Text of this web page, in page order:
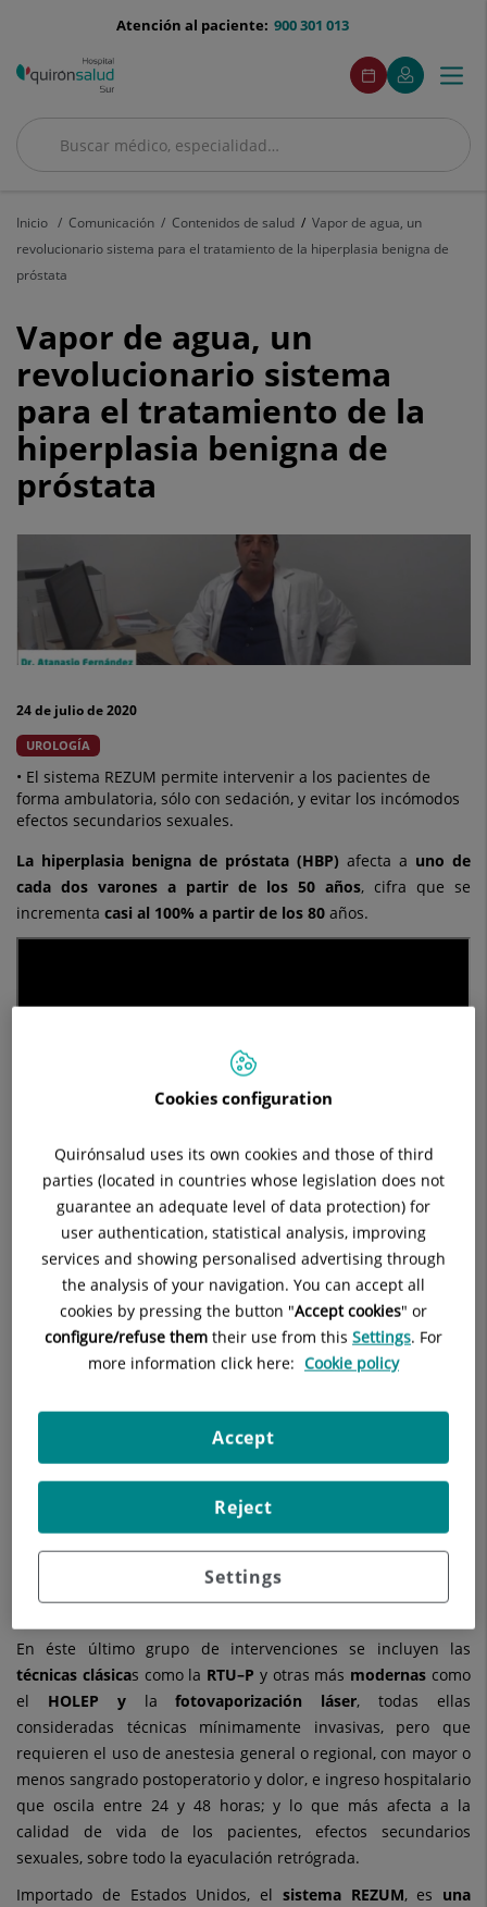
menu-
900 301 013
Atención al paciente:
Buscar
Buscar
menuAcceso
Pedir
cita
Este
enlace
se
en
Mi
Quirónsalud
Este
enlace
se
en
ventana
nueva.
Menú
Inicio Comunicación Contenidos de salud
Vapor de agua, un
revolucionario sistema para el tratamiento de la hiperplasia benigna de
próstata
Vapor
de
agua,
un
revolucionario
sistema
para
tratamiento
de
la
hiperplasia
benigna
de
próstata
Vapor de agua, un
revolucionario sistema
para el tratamiento de la
hiperplasia benigna de
próstata
24 de julio de 2020
UROLOGÍA
• El sistema REZUM permite intervenir a los pacientes de
forma ambulatoria, sólo con sedación, y evitar los incómodos
efectos secundarios sexuales.
La hiperplasia benigna de próstata (HBP) afecta a uno de
cada dos varones a partir de los 50 años, cifra que se
incrementa casi al 100% a partir de los 80 años.
Según pone de manifiesto elDr. Atanasio Fernández Borrell
Jefe de Servicio de UrologíadelHospital Quirónsalud Sur
que afecta severamente a la calidad de vida de los pacientes,
tanto por su sintomatología miccional irritativa como
obstructiva."
abordaje de la HBPexiste un
tratamientos, en función del estadío en que se encuentre:
fitoterapia, fármacos alfa-bloqueantes, combinación de varios
tratamientos, cirugía a cielo abierto y cirugía endoscópica
En éste último grupo de intervenciones se incluyen las
técnicas clásicas como la RTU–P y otras más modernas como
el HOLEP ylafotovaporización láser, todas ellas
consideradas técnicas mínimamente invasivas, pero que
requieren el uso de anestesia general o regional, con mayor o
menos sangrado postoperatorio y dolor, e ingreso hospitalario
que oscila entre 24 y 48 horas; y lo que más afecta a la
calidad de vida de los pacientes, efectos secundarios
sexuales, sobre todo la eyaculación retrógrada.
Importado de Estados Unidos, el sistema REZUM, es una
Cookies configuration
Quirónsalud uses its own cookies and those of third
parties (located in countries whose legislation does not
guarantee an adequate level of data protection) for
user authentication, statistical analysis, improving
services and showing personalised advertising through
the analysis of your navigation. You can accept all
cookies by pressing the button "Accept cookies" or
configure/refuse them their use from this Settings. For
more information click here: Cookie policy
Settings
Reject
Accept